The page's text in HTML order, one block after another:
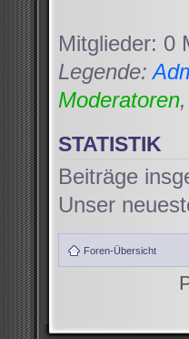
Mitglieder: 0
Legende:
Moderatoren,
STATISTIK
Beiträge
Unser
Foren-Übersicht